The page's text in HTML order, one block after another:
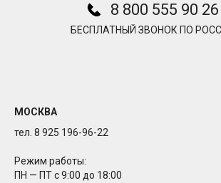
8 800 555 90 26
БЕСПЛАТНЫЙ ЗВОНОК ПО
МОСКВА
тел. 8 925 196-96-22
Режим работы:
ПН — ПТ с 9:00 до 18:00